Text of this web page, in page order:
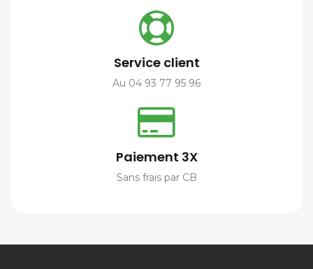
Service client
Au 04 93 77 95 96
Paiement 3X
Sans frais par CB